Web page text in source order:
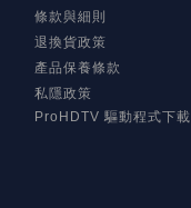
條款與細則
退換貨政策
產品保養條款
私隱政策
ProHDTV 驅動程式下載